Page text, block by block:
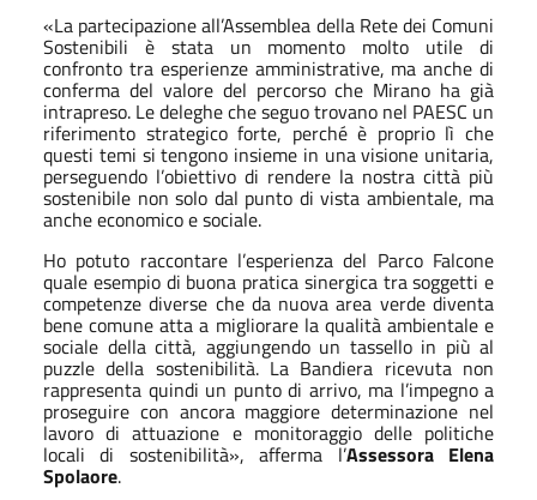
«La partecipazione all’Assemblea della Rete dei Comuni
Sostenibili è stata un momento molto utile di
confronto tra esperienze amministrative, ma anche di
conferma del valore del percorso che Mirano ha già
intrapreso. Le deleghe che seguo trovano nel PAESC un
riferimento strategico forte, perché è proprio lì che
questi temi si tengono insieme in una visione unitaria,
perseguendo l’obiettivo di rendere la nostra città più
sostenibile non solo dal punto di vista ambientale, ma
anche economico e sociale.
Ho potuto raccontare l’esperienza del Parco Falcone
quale esempio di buona pratica sinergica tra soggetti e
competenze diverse che da nuova area verde diventa
bene comune atta a migliorare la qualità ambientale e
sociale della città, aggiungendo un tassello in più al
puzzle della sostenibilità. La Bandiera ricevuta non
rappresenta quindi un punto di arrivo, ma l’impegno a
proseguire con ancora maggiore determinazione nel
lavoro di attuazione e monitoraggio delle politiche
locali di sostenibilità», affermal’Assessora Elena
Spolaore.